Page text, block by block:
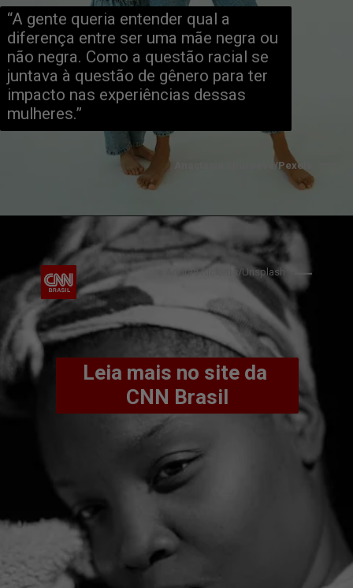
“A gente queria entender qual a
diferença entre ser uma mãe negra ou
não negra. Como a questão racial se
juntava à questão de gênero para ter
impacto nas experiências dessas
mulheres.”
Anastasia Shuraeva/Pexels
Leia mais no site da
CNN Brasil
Andrae Ricketts/Unsplash